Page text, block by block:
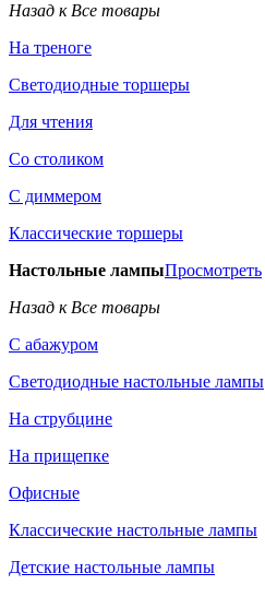
Назад к Все товары
На треноге
Светодиодные торшеры
Для чтения
Со столиком
С диммером
Классические торшеры
Настольные лампыПросмотреть
Назад к Все товары
С абажуром
Светодиодные настольные лампы
На струбцине
На прищепке
Офисные
Классические настольные лампы
Детские настольные лампы